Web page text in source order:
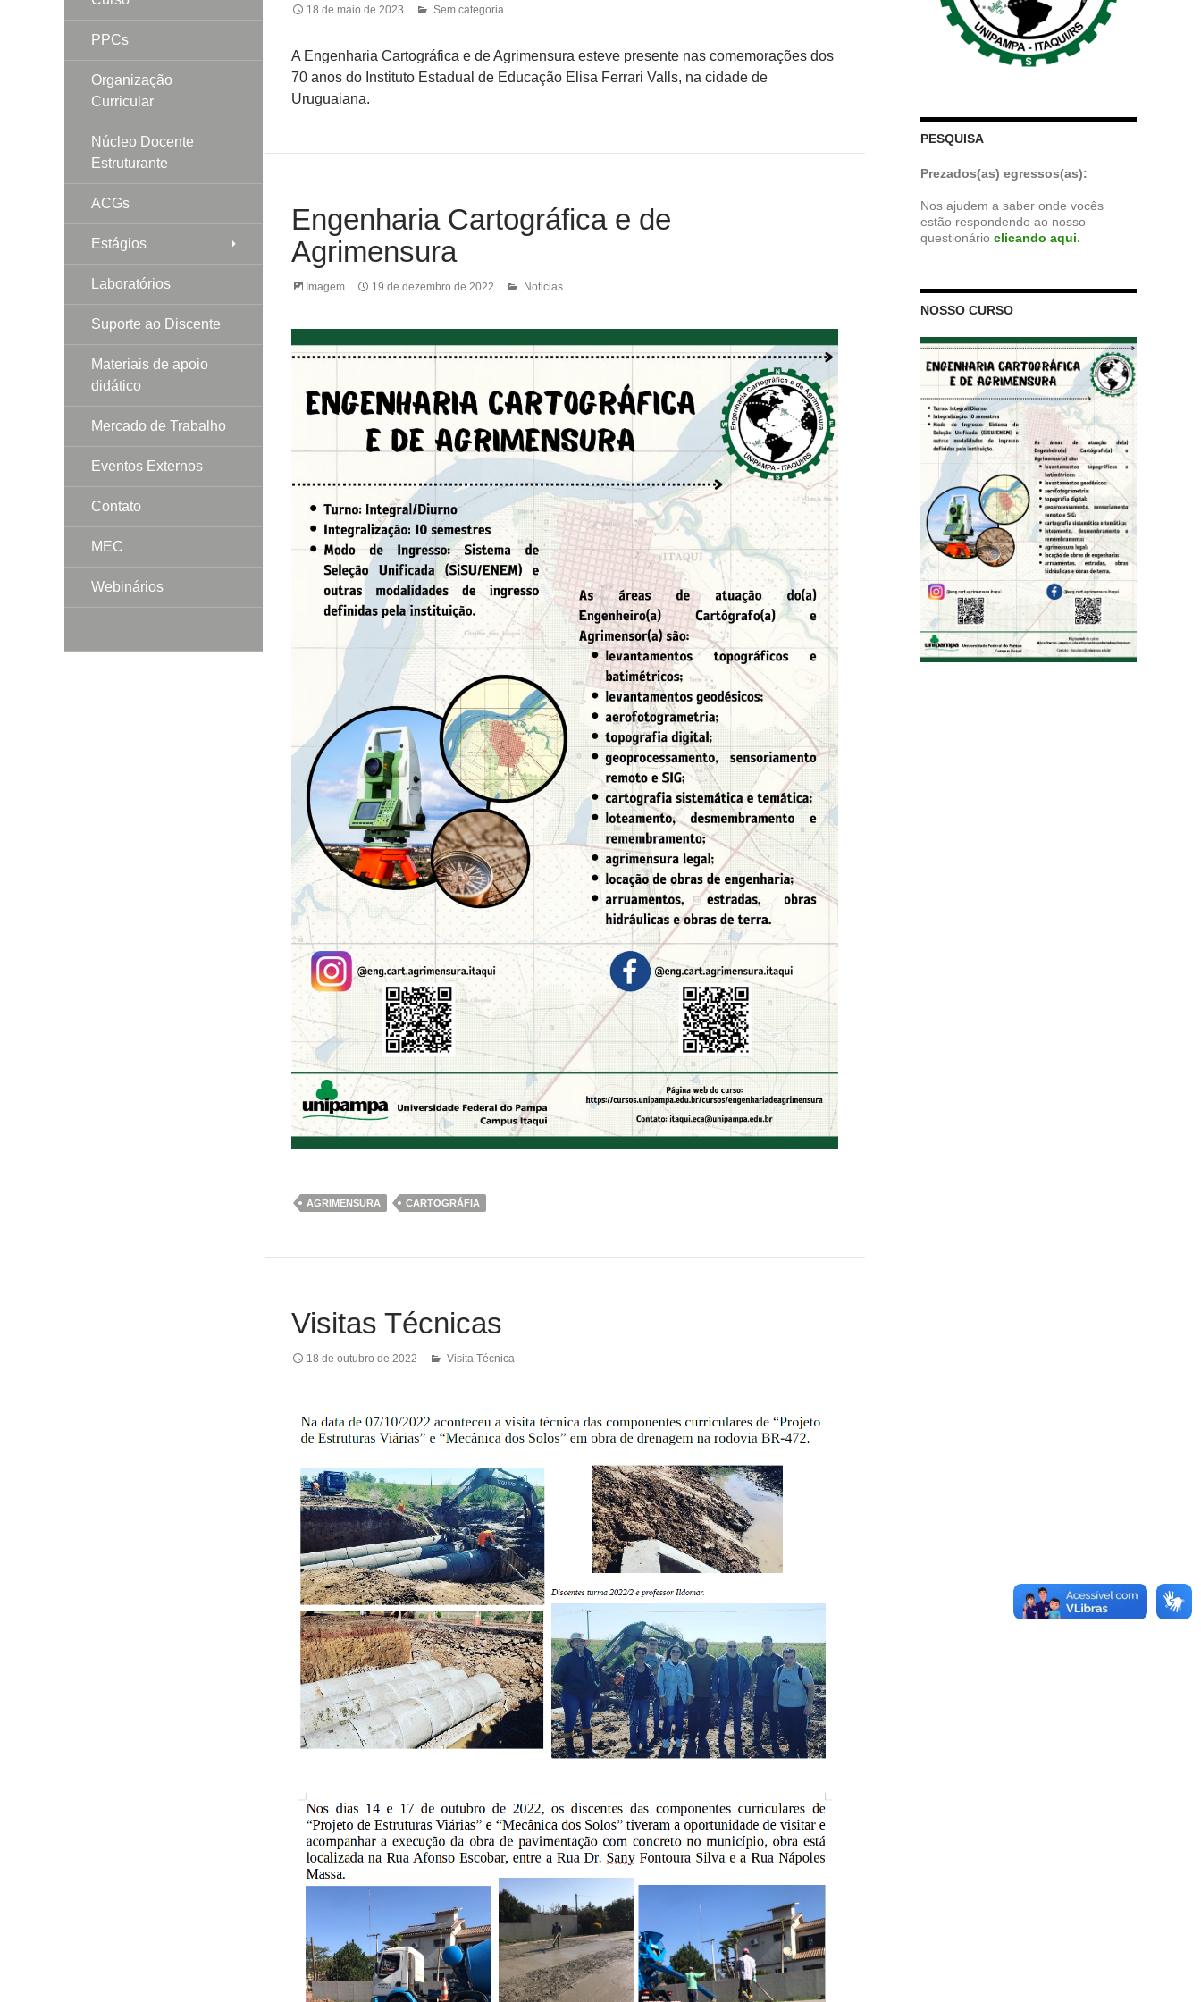
18 de maio de 2023 Sem categoria
A Engenharia Cartográfica e de Agrimensura esteve presente nas comemorações dos
70 anos do Instituto Estadual de Educação Elisa Ferrari Valls, na cidade de
Uruguaiana.
Engenharia Cartográfica e de
Agrimensura
Imagem 19 de dezembro de 2022 Noticias
AGRIMENSURA CARTOGRÁFIA
Visitas Técnicas
18 de outubro de 2022 Visita Técnica
PESQUISA
Prezados(as) egressos(as):
Nos ajudem a saber onde vocês
estão respondendo ao nosso
questionário clicando aqui.
NOSSO CURSO
PPCs
Organização
Curricular
Núcleo Docente
Estruturante
ACGs
Estágios
Laboratórios
Suporte ao Discente
Materiais de apoio
didático
Mercado de Trabalho
Eventos Externos
Contato
MEC
Webinários